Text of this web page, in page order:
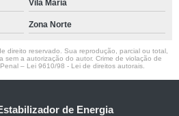
Vila Maria
Zona Norte
direito reservado. Sua reprodução, parcial ou total,
sem a autorização do autor. Crime de violação de
– Lei 9610/98 - Lei de direitos autorais
de Energia